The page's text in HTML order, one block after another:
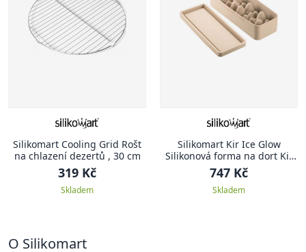
Silikomart Cooling Grid Rošt
na chlazení dezertů , 30 cm
319 Kč
Skladem
Silikomart Kir Ice Glow
Silikonová forma na dort Kit
Ice Glow
747 Kč
Skladem
O Silikomart